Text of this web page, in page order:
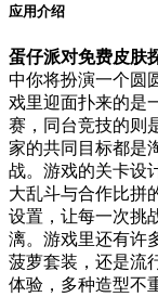
应用介绍
蛋仔派对免费皮肤
中你将扮演一个圆
戏里迎面扑来的是
赛，同台竞技的则
家的共同目标都是
战。游戏的关卡设
大乱斗与合作比拼
设置，让每一次挑
漓。游戏里还有许
菠萝套装，还是流
体验，多种造型不